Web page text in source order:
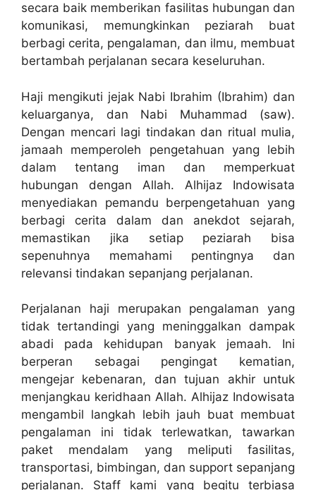
secara baik memberikan fasilitas hubungan dan
komunikasi, memungkinkan peziarah buat
berbagi cerita, pengalaman, dan ilmu, membuat
bertambah perjalanan secara keseluruhan.
Haji mengikuti jejak Nabi Ibrahim (Ibrahim) dan
keluarganya, dan Nabi Muhammad (saw).
Dengan mencari lagi tindakan dan ritual mulia,
jamaah memperoleh pengetahuan yang lebih
dalam tentang iman dan memperkuat
hubungan dengan Allah. Alhijaz Indowisata
menyediakan pemandu berpengetahuan yang
berbagi cerita dalam dan anekdot sejarah,
memastikan jika setiap peziarah bisa
sepenuhnya memahami pentingnya dan
relevansi tindakan sepanjang perjalanan.
Perjalanan haji merupakan pengalaman yang
tidak tertandingi yang meninggalkan dampak
abadi pada kehidupan banyak jemaah. Ini
berperan sebagai pengingat kematian,
mengejar kebenaran, dan tujuan akhir untuk
menjangkau keridhaan Allah. Alhijaz Indowisata
mengambil langkah lebih jauh buat membuat
pengalaman ini tidak terlewatkan, tawarkan
paket mendalam yang meliputi fasilitas,
transportasi, bimbingan, dan support sepanjang
perjalanan. Staff kami yang begitu terbiasa